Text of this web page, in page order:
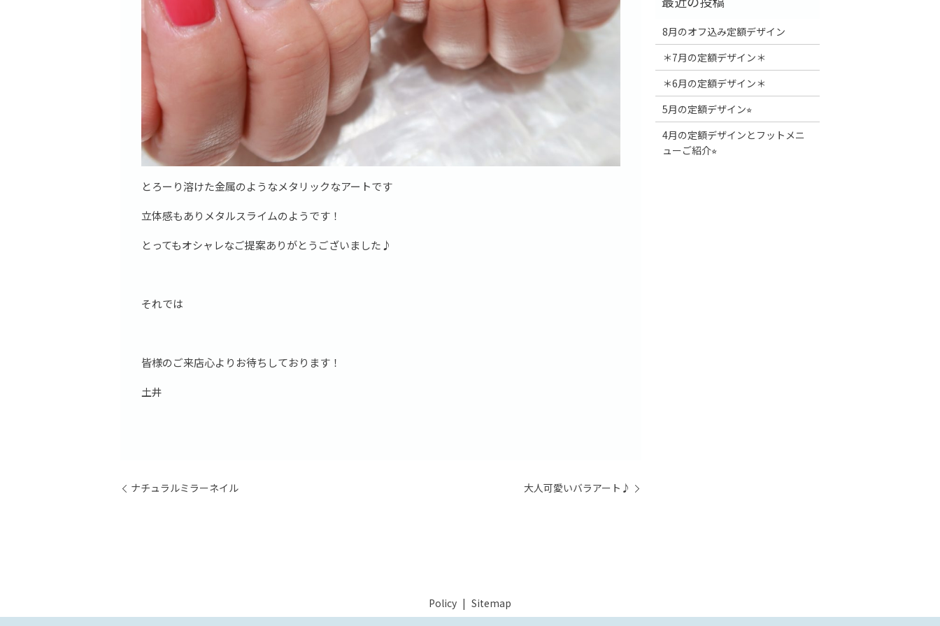
とろーり溶けた金属のようなメタリックなアートです
立体感もありメタルスライムのようです！
とってもオシャレなご提案ありがとうございました♪
それでは
皆様のご来店心よりお待ちしております！
土井
ナチュラルミラーネイル 大人可愛いバラアート♪
8月のオフ込み定額デザイン
＊7月の定額デザイン＊
＊6月の定額デザイン＊
5月の定額デザイン⭐︎
4月の定額デザインとフットメニ
ューご紹介⭐︎
Policy Sitemap